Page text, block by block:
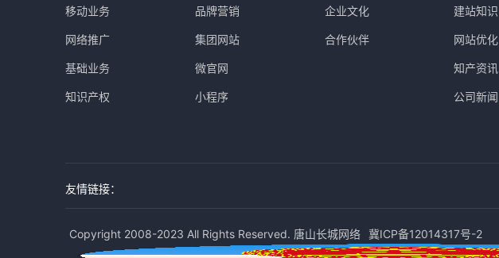
移动业务
网络推广
基础业务
知识产权
品牌营销
集团网站
微官网
小程序
企业文化
合作伙伴
建站知识
网站优化
知产资讯
公司新闻
友情链接：
Copyright 2008-2023 All Rights Reserved. 唐山长城网络 冀ICP备12014317号-2